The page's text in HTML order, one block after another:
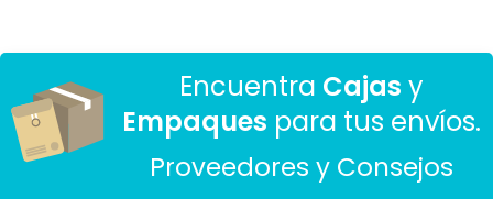
Encuentra Cajas y
Empaques para tus envíos.
Proveedores y Consejos